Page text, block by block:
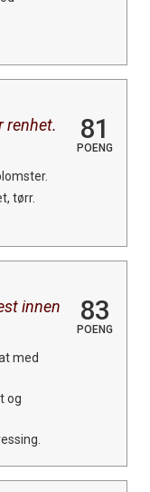
renhet.
81
POENG
tørr.
innen
83
POENG
med
og